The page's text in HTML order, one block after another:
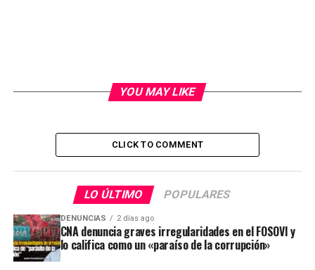
YOU MAY LIKE
CLICK TO COMMENT
LO ÚLTIMO POPULARES
DENUNCIAS 2 días ago
CNA denuncia graves irregularidades en el FOSOVI y
lo califica como un «paraíso de la corrupción»